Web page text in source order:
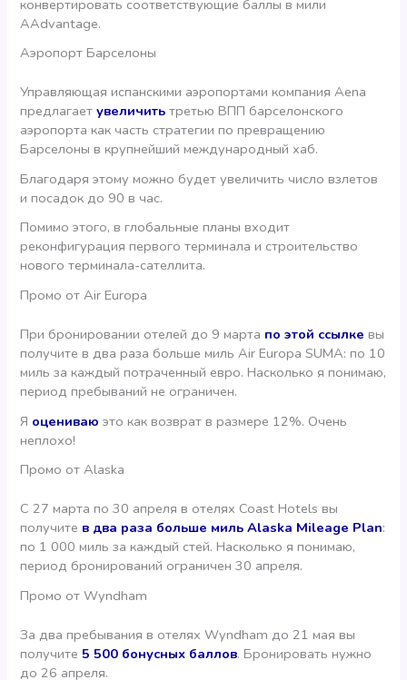
конвертировать соответствующие баллы в мили
AAdvantage.
Аэропорт Барселоны
Управляющая испанскими аэропортами компания Aena
предлагаетувеличить третью ВПП барселонского
аэропорта как часть стратегии по превращению
Барселоны в крупнейший международный хаб.
Благодаря этому можно будет увеличить число взлетов
и посадок до 90 в час.
Помимо этого, в глобальные планы входит
реконфигурация первого терминала и строительство
нового терминала-сателлита.
Промо от Air Europa
При бронировании отелей до 9 марта по этой ссылке вы
получите в два раза больше миль Air Europa SUMA: по 10
миль за каждый потраченный евро. Насколько я понимаю,
период пребываний не ограничен.
Я оцениваю это как возврат в размере 12%. Очень
неплохо!
Промо от Alaska
С 27 марта по 30 апреля в отелях Coast Hotels вы
получите в два раза больше миль Alaska Mileage Plan:
по 1 000 миль за каждый стей. Насколько я понимаю,
период бронирований ограничен 30 апреля.
Промо от Wyndham
За два пребывания в отелях Wyndham до 21 мая вы
получите5 500 бонусных баллов. Бронировать нужно
до 26 апреля.